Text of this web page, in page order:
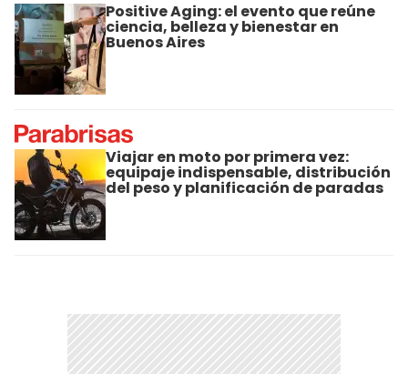
Positive Aging: el evento que reúne
ciencia, belleza y bienestar en
Buenos Aires
Viajar en moto por primera vez:
equipaje indispensable, distribución
del peso y planificación de paradas